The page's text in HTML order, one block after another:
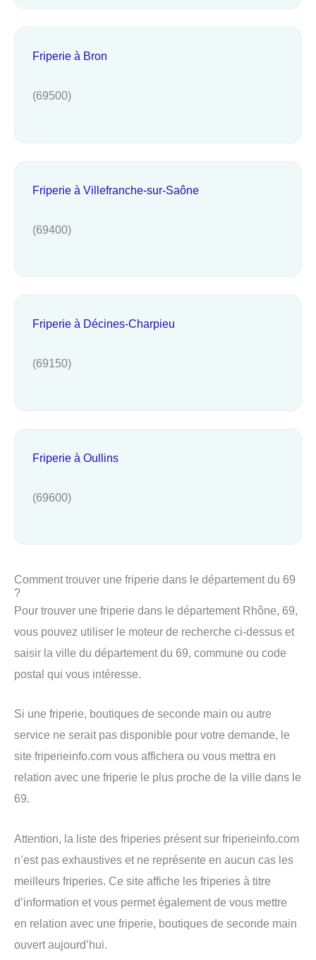
Friperie à Bron
(69500)
Friperie à Villefranche-sur-Saône
(69400)
Friperie à Décines-Charpieu
(69150)
Friperie à Oullins
(69600)
Comment trouver une friperie dans le département du 69
?
Pour trouver une friperie dans le département Rhône, 69,
vous pouvez utiliser le moteur de recherche ci-dessus et
saisir la ville du département du 69, commune ou code
postal qui vous intéresse.
Si une friperie, boutiques de seconde main ou autre
service ne serait pas disponible pour votre demande, le
site friperieinfo.com vous affichera ou vous mettra en
relation avec une friperie le plus proche de la ville dans le
69.
Attention, la liste des friperies présent sur friperieinfo.com
n’est pas exhaustives et ne représente en aucun cas les
meilleurs friperies. Ce site affiche les friperies à titre
d’information et vous permet également de vous mettre
en relation avec une friperie, boutiques de seconde main
ouvert aujourd’hui.